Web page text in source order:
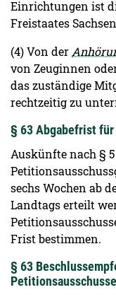
Einrichtungen ist
Freistaates
(4) Von der
von Zeuginnen
das zuständige
rechtzeitig zu
§ 63 Abgabefrist
Auskünfte nach §
sechs Wochen ab
Landtags erteilt
Frist bestimmen.
§ 63